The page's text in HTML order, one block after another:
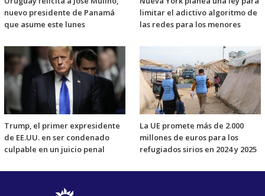
nuevo presidente de Panamá
que asume este lunes
limitar el adictivo algoritmo de
las redes para los menores
Trump, el primer expresidente
de EE.UU. en ser condenado
culpable en un juicio penal
La UE promete más de 2.000
millones de euros para los
refugiados sirios en 2024 y 2025